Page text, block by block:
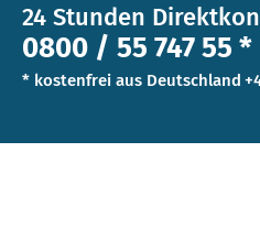
24 Stunden
0800 / 55 747 55 *
* kostenfrei aus Deutschland